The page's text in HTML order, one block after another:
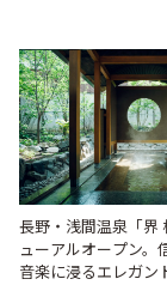
長野・浅間温泉「界
ューアルオープン。
音楽に浸るエレガン